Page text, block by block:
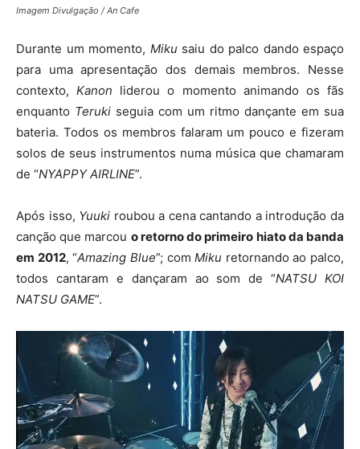
Imagem Divulgação / An Cafe
Durante um momento, Mikusaiu do palco dando espaço
para uma apresentação dos demais membros. Nesse
contexto,Kanon liderou o momento animando os fãs
enquanto Teruki seguia com um ritmo dançante em sua
bateria. Todos os membros falaram um pouco e fizeram
solos de seus instrumentos numa música que chamaram
de “NYAPPY AIRLINE”.
Após isso, Yuuki roubou a cena cantando a introdução da
canção que marcou o retorno do primeiro hiato da banda
em 2012, “Amazing Blue”; comMiku retornando ao palco,
todos cantaram e dançaram ao som de “NATSU KOI
NATSU GAME”.